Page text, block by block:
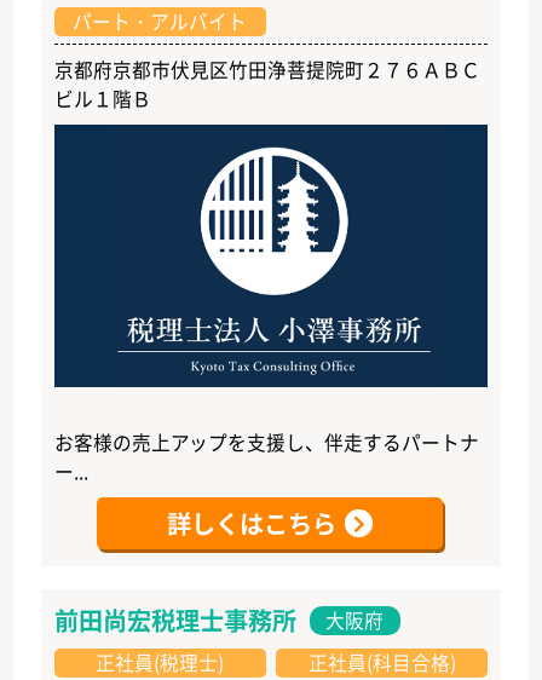
パート・アルバイト
京都府京都市伏見区竹田浄菩提院町２７６ＡＢＣ
ビル１階Ｂ
お客様の売上アップを支援し、伴走するパートナ
ー...
詳しくはこちら
前田尚宏税理士事務所
大阪府
正社員(税理士)
正社員(科目合格)